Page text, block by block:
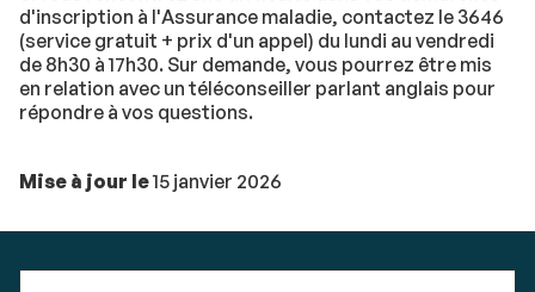
d'inscription à l'Assurance maladie, contactez le 3646
(service gratuit + prix d'un appel) du lundi au vendredi
de 8h30 à 17h30. Sur demande, vous pourrez être mis
en relation avec un téléconseiller parlant anglais pour
répondre à vos questions.
Mise à jour le15 janvier 2026